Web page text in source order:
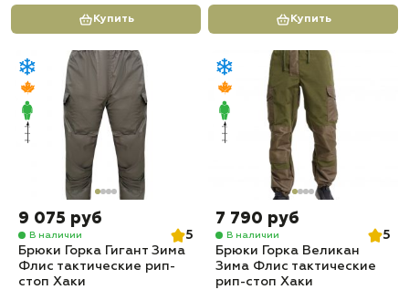
Купить Купить
9 075 руб
В наличии
5
Брюки Горка Гигант Зима
Флис тактические рип-
стоп Хаки
7 790 руб
В наличии
5
Брюки Горка Великан
Зима Флис тактические
рип-стоп Хаки